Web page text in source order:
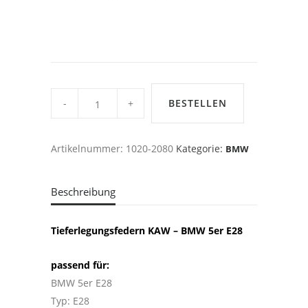
FEDERN,
-80/45mm
BESTELLEN
Artikelnummer: 1020-2080 Kategorie: BMW
Beschreibung
Tieferlegungsfedern KAW – BMW 5er E28
passend für:
BMW 5er E28
Typ: E28